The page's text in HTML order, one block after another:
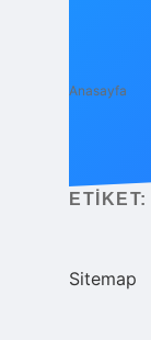
Anasayfa
ETIKET:
Sitemap